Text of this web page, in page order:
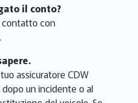
il conto?
contatto con
assicuratore CDW
un incidente o al